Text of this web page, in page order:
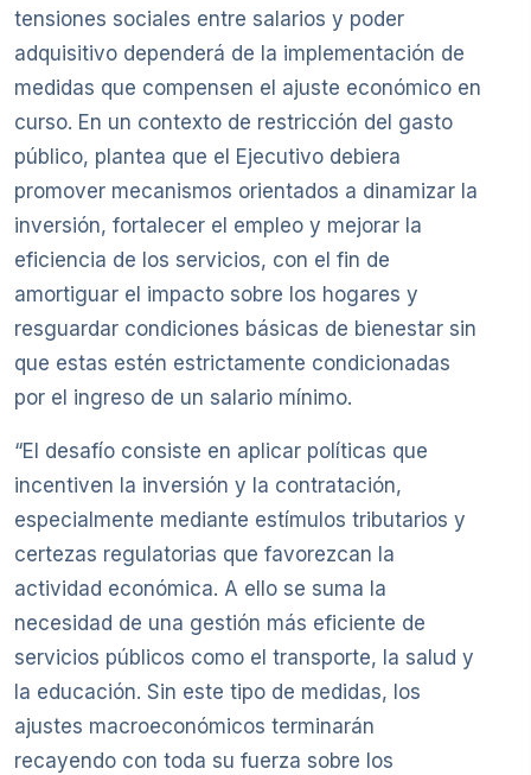
tensiones sociales entre salarios y poder
adquisitivo dependerá de la implementación de
medidas que compensen el ajuste económico en
curso. En un contexto de restricción del gasto
público, plantea que el Ejecutivo debiera
promover mecanismos orientados a dinamizar la
inversión, fortalecer el empleo y mejorar la
eficiencia de los servicios, con el fin de
amortiguar el impacto sobre los hogares y
resguardar condiciones básicas de bienestar sin
que estas estén estrictamente condicionadas
por el ingreso de un salario mínimo.
“El desafío consiste en aplicar políticas que
incentiven la inversión y la contratación,
especialmente mediante estímulos tributarios y
certezas regulatorias que favorezcan la
actividad económica. A ello se suma la
necesidad de una gestión más eficiente de
servicios públicos como el transporte, la salud y
la educación. Sin este tipo de medidas, los
ajustes macroeconómicos terminarán
recayendo con toda su fuerza sobre los